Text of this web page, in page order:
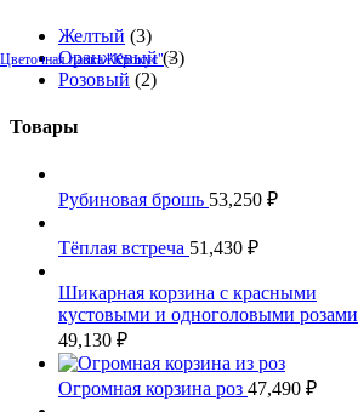
Цветочная лавка "Крокус">
Желтый (3)
Оранжевый (3)
Розовый (2)
Товары
Рубиновая брошь 53,250 ₽
Тёплая встреча 51,430 ₽
Шикарная корзина с красными
кустовыми и одноголовыми розами
49,130 ₽
Огромная корзина роз 47,490 ₽